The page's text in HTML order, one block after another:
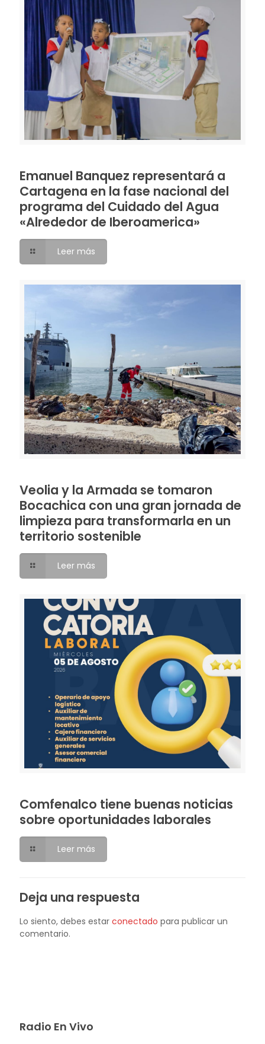
Emanuel Banquez representará a
Cartagena en la fase nacional del
programa del Cuidado del Agua
«Alrededor de Iberoamerica»
Leer más
Veolia y la Armada se tomaron
Bocachica con una gran jornada de
limpieza para transformarla en un
territorio sostenible
Leer más
Comfenalco tiene buenas noticias
sobre oportunidades laborales
Leer más
Deja una respuesta
Lo siento, debes estar conectado para publicar un
comentario.
Radio En Vivo